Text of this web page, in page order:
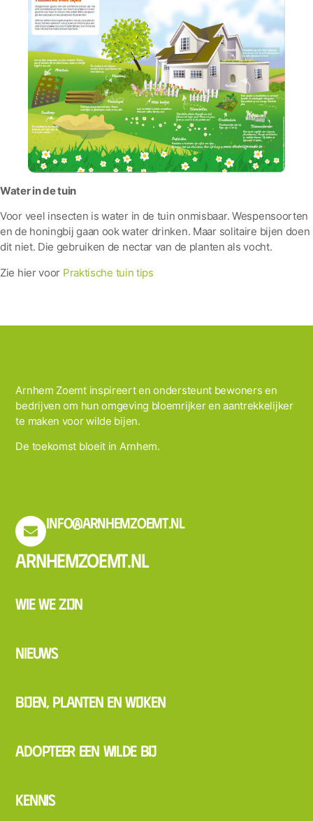
Water in de tuin
Voor veel insecten is water in de tuin onmisbaar. Wespensoorten
en de honingbij gaan ook water drinken. Maar solitaire bijen doen
dit niet. Die gebruiken de nectar van de planten als vocht.
Zie hier voor Praktische tuin tips
Arnhem Zoemt inspireert en ondersteunt bewoners en
bedrijven om hun omgeving bloemrijker en aantrekkelijker
te maken voor wilde bijen.
De toekomst bloeit in Arnhem.
info@arnhemzoemt.nl
Arnhemzoemt.nl
Wie we zijn
Nieuws
Bijen, planten en wijken
Adopteer een wilde bij
Kennis